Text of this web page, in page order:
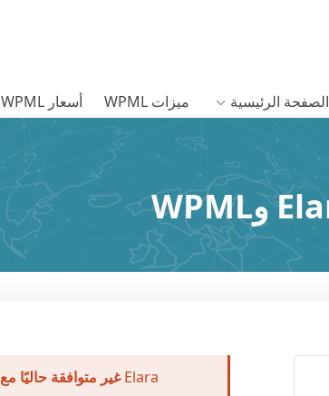
الصفحة الرئيسية ميزات WPML أسعار WPML
Elara غير متوافقة حاليًا مع WPML